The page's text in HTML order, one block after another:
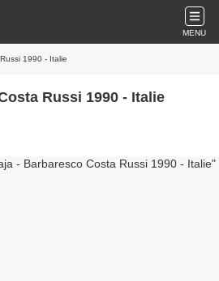
MENU
1990 - Italie
Russi 1990 - Italie